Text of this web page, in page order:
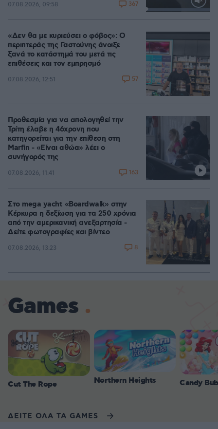
Loaded:
07.08.2026, 09:58 367
«Δεν θα με κυριεύσει ο φόβος»: Ο
περιπτεράς της Γαστούνης άνοιξε
ξανά το κατάστημά του μετά τις
επιθέσεις και τον εμπρησμό
07.08.2026, 12:51 57
Προθεσμία για να απολογηθεί την
Τρίτη έλαβε η 46χρονη που
κατηγορείται για την επίθεση στη
Marfin - «Είναι αθώα» λέει ο
συνήγορός της
07.08.2026, 11:41 163
Στο mega yacht «Boardwalk» στην
Κέρκυρα η δεξίωση για τα 250 χρόνια
από την αμερικανική ανεξαρτησία -
Δείτε φωτογραφίες και βίντεο
07.08.2026, 13:23 8
Games
Cut The Rope Northern Heights Candy
ΔΕΙΤΕ ΟΛΑ ΤΑ GAMES